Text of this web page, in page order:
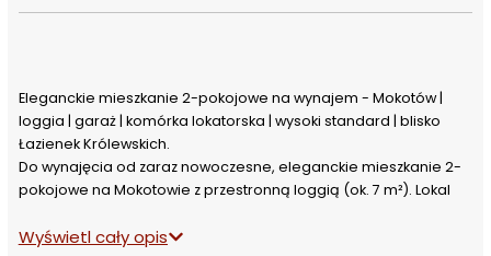
Eleganckie mieszkanie 2-pokojowe na wynajem - Mokotów |
loggia | garaż | komórka lokatorska | wysoki standard | blisko
Łazienek Królewskich.
Do wynajęcia od zaraz nowoczesne, eleganckie mieszkanie 2-
pokojowe na Mokotowie z przestronną loggią (ok. 7 m²). Lokal
standardzie z dbałością o detale i komfort użytkowania.
Wyświetl cały opis